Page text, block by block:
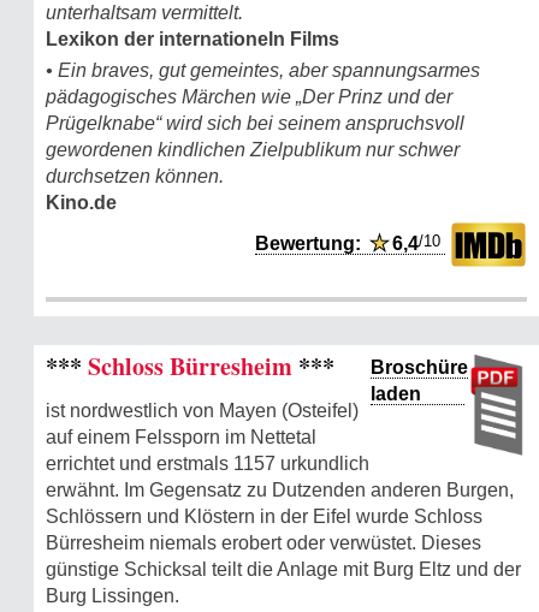
unterhaltsam vermittelt.
Lexikon der internationeln Films
• Ein braves, gut gemeintes, aber spannungsarmes
pädagogisches Märchen wie „Der Prinz und der
Prügelknabe“ wird sich bei seinem anspruchsvoll
gewordenen kindlichen Zielpublikum nur schwer
durchsetzen können.
Kino.de
Bewertung:★6,4/10
Broschüre
laden
*** Schloss Bürresheim ***
ist nordwestlich von Mayen (Osteifel)
auf einem Felssporn im Nettetal
errichtet und erstmals 1157 urkundlich
erwähnt. Im Gegensatz zu Dutzenden anderen Burgen,
Schlössern und Klöstern in der Eifel wurde Schloss
Bürresheim niemals erobert oder verwüstet. Dieses
günstige Schicksal teilt die Anlage mit Burg Eltz und der
Burg Lissingen.